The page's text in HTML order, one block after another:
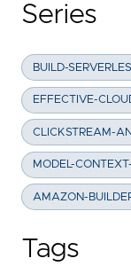
Series
BUILD-
EFFECTIVE-
CLICKSTREAM-
MODEL-
AMAZON-
Tags